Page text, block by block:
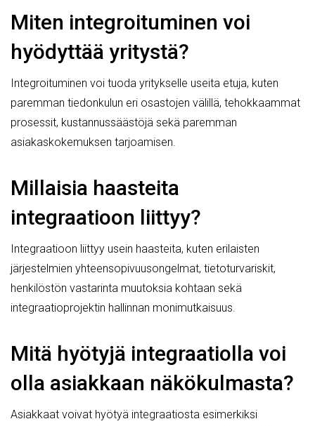
Miten integroituminen voi
hyödyttää yritystä?
Integroituminen voi tuoda yritykselle useita etuja, kuten
paremman tiedonkulun eri osastojen välillä, tehokkaammat
prosessit, kustannussäästöjä sekä paremman
asiakaskokemuksen tarjoamisen.
Millaisia haasteita
integraatioon liittyy?
Integraatioon liittyy usein haasteita, kuten erilaisten
järjestelmien yhteensopivuusongelmat, tietoturvariskit,
henkilöstön vastarinta muutoksia kohtaan sekä
integraatioprojektin hallinnan monimutkaisuus.
Mitä hyötyjä integraatiolla voi
olla asiakkaan näkökulmasta?
Asiakkaat voivat hyötyä integraatiosta esimerkiksi